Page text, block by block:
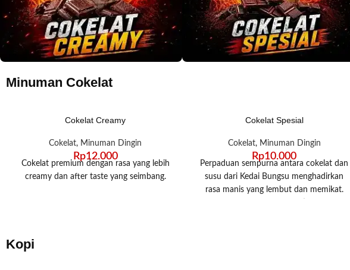
Minuman Cokelat
Cokelat Creamy
Cokelat, Minuman Dingin
Rp12.000
Cokelat premium dengan rasa yang lebih
creamy dan after taste yang seimbang.
Cokelat Spesial
Cokelat, Minuman Dingin
Rp10.000
Perpaduan sempurna antara cokelat dan
susu dari Kedai Bungsu menghadirkan
rasa manis yang lembut dan memikat.
Kopi